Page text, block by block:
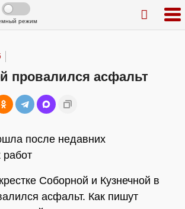
режим
провалился асфальт
после недавних
Соборной и Кузнечной в
асфальт. Как пишут